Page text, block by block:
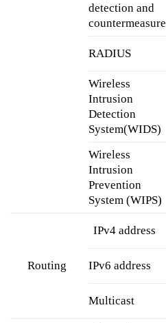
detection and
countermeasure
RADIUS
Wireless
Intrusion
Detection
System(WIDS)
Wireless
Intrusion
Prevention
System (WIPS)
Routing
IPv4 address
IPv6 address
Multicast